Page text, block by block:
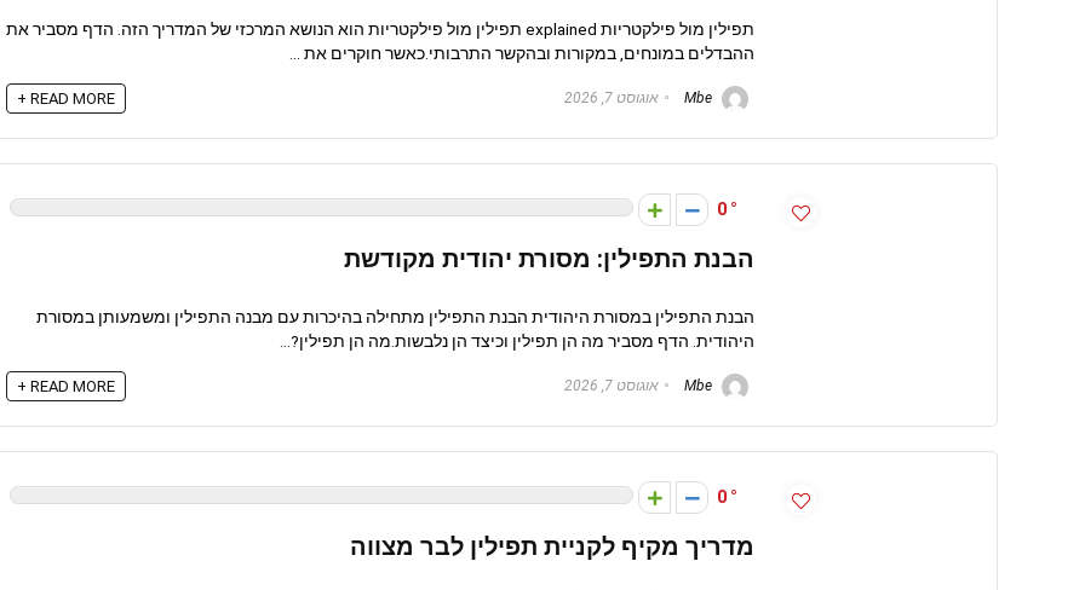
תפילין מול פילקטריות explained תפילין מול פילקטריות הוא הנושא המרכזי של המדריך הזה. הדף מסביר את
ההבדלים במונחים, במקורות ובהקשר התרבותי.כאשר חוקרים את ...
אוגוסט 7, 2026 READ MORE +
0
הבנת התפילין: מסורת יהודית מקודשת
הבנת התפילין במסורת היהודית הבנת התפילין מתחילה בהיכרות עם מבנה התפילין ומשמעותן במסורת
היהודית. הדף מסביר מה הן תפילין וכיצד הן נלבשות.מה הן תפילין?...
אוגוסט 7, 2026 READ MORE +
0
מדריך מקיף לקניית תפילין לבר מצווה